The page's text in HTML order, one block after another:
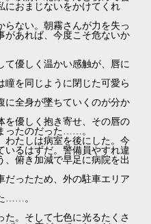
におまじないをかけてくれ
らない。朝霧さんが力を失っ
があれば、今度こそ危ないか
て優しく温かい感触が、唇に
瞳を同じように閉じた可愛ら
全身が墜ちていくのが分か
を優しく抱き寄せ、その唇の
ったのだった……。
わたしは病室を後にした。今
いるはずだ。警備員やすれ違
、俯き加減で早足に病院を出
だったため、外の駐車エリア
……。
。そして七色に光るたくさ